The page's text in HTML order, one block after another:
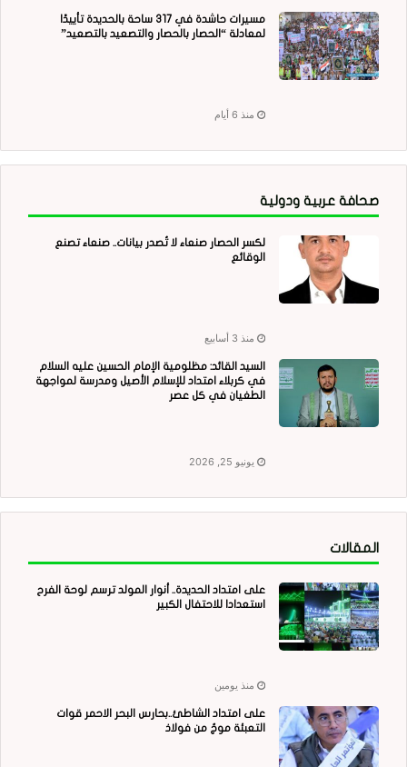
مسيرات حاشدة في 317 ساحة بالحديدة تأييدًا
لمعادلة “الحصار بالحصار والتصعيد بالتصعيد”
منذ 6 أيام
صحافة عربية ودولية
لكسر الحصار صنعاء لا تُصدر بيانات.. صنعاء تصنع
الوقائع
منذ 3 أسابيع
السيد القائد: مظلومية الإمام الحسين عليه السلام
في كربلاء امتداد للإسلام الأصيل ومدرسة لمواجهة
الطغيان في كل عصر
يونيو 25, 2026
المقالات
على امتداد الحديدة.. أنوار المولد ترسم لوحة الفرح
استعدادا للاحتفال الكبير
منذ يومين
على امتداد الشاطئ..بحارس البحر الاحمر قوات
التعبئة موجٌ من فولاذ